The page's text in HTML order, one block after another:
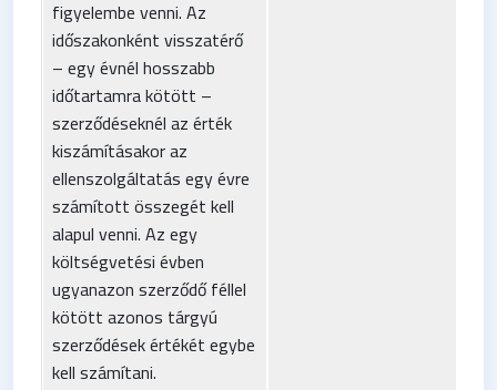
figyelembe venni. Az
időszakonként visszatérő
– egy évnél hosszabb
időtartamra kötött –
szerződéseknél az érték
kiszámításakor az
ellenszolgáltatás egy évre
számított összegét kell
alapul venni. Az egy
költségvetési évben
ugyanazon szerződő féllel
kötött azonos tárgyú
szerződések értékét egybe
kell számítani.